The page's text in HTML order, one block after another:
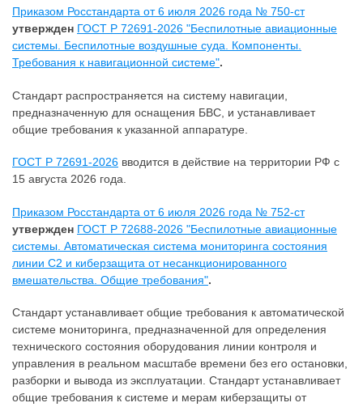
Приказом Росстандарта от 6 июля 2026 года № 750-ст
утвержден ГОСТ Р 72691-2026 "Беспилотные авиационные
системы. Беспилотные воздушные суда. Компоненты.
Требования к навигационной системе".
Стандарт распространяется на систему навигации,
предназначенную для оснащения БВС, и устанавливает
общие требования к указанной аппаратуре.
ГОСТ Р 72691-2026 вводится в действие на территории РФ с
15 августа 2026 года.
Приказом Росстандарта от 6 июля 2026 года № 752-ст
утвержден ГОСТ Р 72688-2026 "Беспилотные авиационные
системы. Автоматическая система мониторинга состояния
линии С2 и киберзащита от несанкционированного
вмешательства. Общие требования".
Стандарт устанавливает общие требования к автоматической
системе мониторинга, предназначенной для определения
технического состояния оборудования линии контроля и
управления в реальном масштабе времени без его остановки,
разборки и вывода из эксплуатации. Стандарт устанавливает
общие требования к системе и мерам киберзащиты от